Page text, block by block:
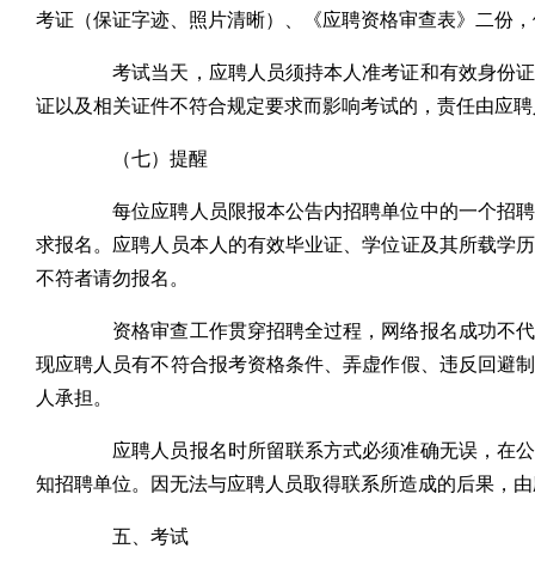
考证（保证字迹、照片清晰）、《应聘资格审查表》二份
考试当天，应聘人员须持本人准考证和有效身份
证以及相关证件不符合规定要求而影响考试的，责任由应
（七）提醒
每位应聘人员限报本公告内招聘单位中的一个招
求报名。应聘人员本人的有效毕业证、学位证及其所载学
不符者请勿报名。
资格审查工作贯穿招聘全过程，网络报名成功不
现应聘人员有不符合报考资格条件、弄虚作假、违反回避
人承担。
应聘人员报名时所留联系方式必须准确无误，在
知招聘单位。因无法与应聘人员取得联系所造成的后果，
五、考试